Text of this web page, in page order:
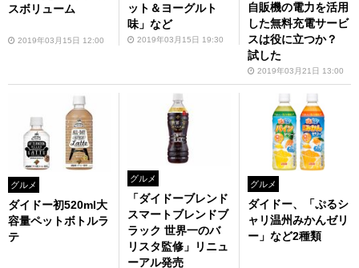
スボリューム
2019年03月15日 12:00
ット＆ヨーグルト
味」など
2019年03月15日 19:30
自販機の電力を活用
した無料充電サービ
スは役に立つか？
試した
2019年03月21日 13:00
グルメ
ダイドー初520ml大
容量ペットボトルラ
テ
グルメ
「ダイドーブレンド
スマートブレンドブ
ラック 世界一のバ
リスタ監修」リニュ
ーアル発売
グルメ
ダイドー、「ぷるシ
ャリ温州みかんゼリ
ー」など2種類